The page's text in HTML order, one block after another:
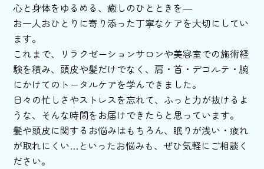
心と身体をゆるめる、癒しのひとときを―
お一人おひとりに寄り添った丁寧なケアを大切にしてい
ます。
これまで、リラクゼーションサロンや美容室での施術経
験を積み、頭皮や髪だけでなく、肩・首・デコルテ・腕
にかけてのトータルケアを学んできました。
日々の忙しさやストレスを忘れて、ふっと力が抜けるよ
うな、そんな時間をお届けできたらと思っています。
髪や頭皮に関するお悩みはもちろん、眠りが浅い・疲れ
が取れにくい…といったお悩みも、ぜひ気軽にご相談く
ださい。